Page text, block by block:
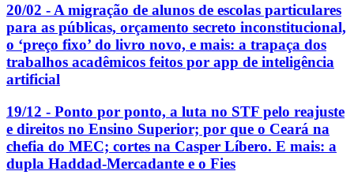
20/02 - A migração de alunos de escolas particulares
para as públicas, orçamento secreto inconstitucional,
o ‘preço fixo’ do livro novo, e mais: a trapaça dos
trabalhos acadêmicos feitos por app de inteligência
artificial
19/12 - Ponto por ponto, a luta no STF pelo reajuste
e direitos no Ensino Superior; por que o Ceará na
chefia do MEC; cortes na Casper Líbero. E mais: a
dupla Haddad-Mercadante e o Fies